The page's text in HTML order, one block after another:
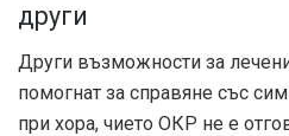
други
Други възможности за
помогнат за справяне със
при хора, чието ОКР не е